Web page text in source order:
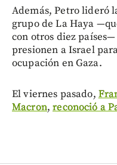
Además, Petro lideró
grupo de La Haya
con otros diez
presionen a Israel
ocupación en Gaza.
El viernes pasado,
Macron,reconoció a